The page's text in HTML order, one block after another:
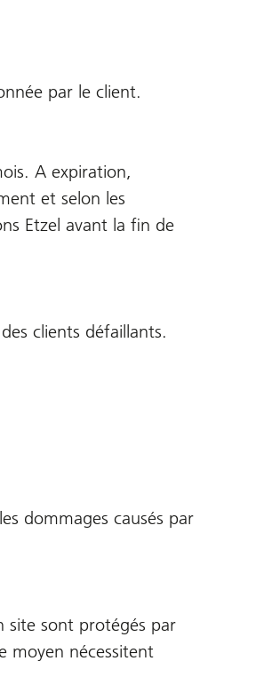
par le client.
A expiration,
et selon les
Etzel avant la fin de
clients défaillants.
dommages causés par
site sont protégés par
moyen nécessitent